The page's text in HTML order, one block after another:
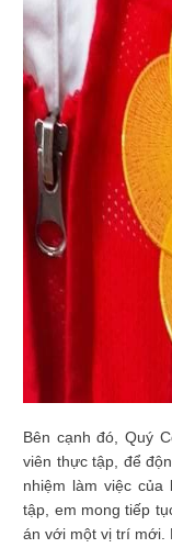
Bên cạnh đó, Quý
viên thực tập, để
nhiệm làm việc
tập, em mong tiếp
án với một vị trí mới.